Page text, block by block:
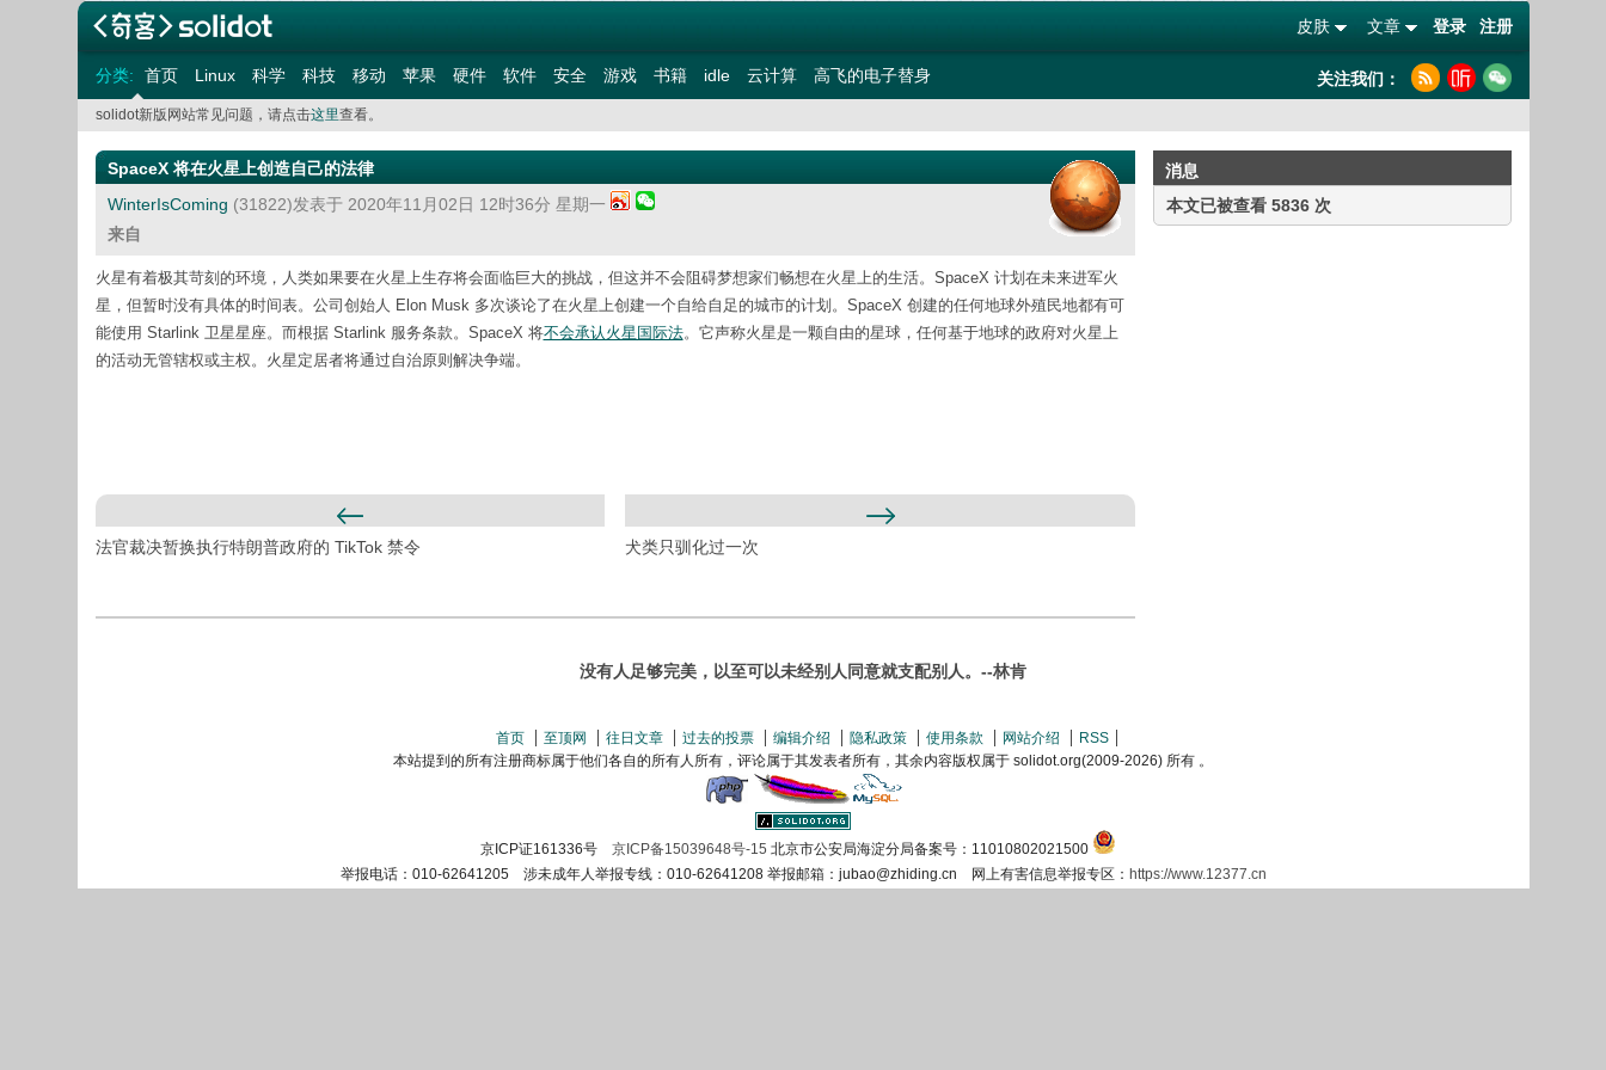
登录 注册
文章
皮肤
分类: 首页 Linux 科学 科技 移动 苹果 硬件 软件 安全 游戏 书籍 idle 云计算 高飞的电子替身 关注我们：
solidot新版网站常见问题，请点击这里查看。
消息
本文已被查看 5836 次
SpaceX 将在火星上创造自己的法律
WinterIsComing (31822)发表于 2020年11月02日 12时36分 星期一
来自
火星有着极其苛刻的环境，人类如果要在火星上生存将会面临巨大的挑战，但这并不会阻碍梦想家们畅想在火星上的生活。SpaceX 计划在未来进军火
星，但暂时没有具体的时间表。公司创始人 Elon Musk 多次谈论了在火星上创建一个自给自足的城市的计划。SpaceX 创建的任何地球外殖民地都有可
能使用 Starlink 卫星星座。而根据 Starlink 服务条款。SpaceX 将不会承认火星国际法。它声称火星是一颗自由的星球，任何基于地球的政府对火星上
的活动无管辖权或主权。火星定居者将通过自治原则解决争端。
法官裁决暂换执行特朗普政府的 TikTok 禁令 犬类只驯化过一次
没有人足够完美，以至可以未经别人同意就支配别人。--林肯
首页 至顶网 往日文章 过去的投票 编辑介绍 隐私政策 使用条款 网站介绍
RSS
本站提到的所有注册商标属于他们各自的所有人所有，评论属于其发表者所有，其余内容版权属于 solidot.org(2009-2026) 所有 。
京ICP证161336号 京ICP备15039648号-15 北京市公安局海淀分局备案号：11010802021500
举报电话：010-62641205 涉未成年人举报专线：010-62641208 举报邮箱：jubao@zhiding.cn 网上有害信息举报专区： https://www.12377.cn